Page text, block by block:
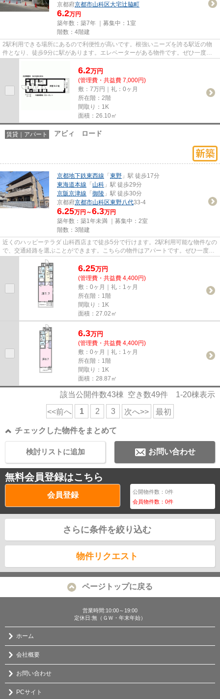
京都府京都市山科区大宅辻脇町
6.2万円
築年数：築7年 ｜募集中： 1室
階数：4階建
2駅利用できる場所にあるので利便性が高いです。根強いニーズを誇る駅近の物
件となり、徒歩9分に駅があります。エレベーターがある物件です。ぜひ一度見
6.2万円
(管理費・共益費 7,000円)
敷：7万円｜礼：0ヶ月
所在階：2階
間取り：1K
面積：26.10㎡
賃貸｜アパート アビィ ロード
京都地下鉄東西線 「 東野 」駅 徒歩17分
東海道本線 「 山科 」駅 徒歩29分
京阪京津線 「 御陵 」駅 徒歩30分
京都府京都市山科区東野八代33-4
6.25万円～6.3万円
築年数：築1年未満 ｜募集中： 2室
階数：3階建
近くのハッピーテラダ 山科西店まで徒歩5分で行けます。2駅利用可能な物件なの
で、交通経路を選ぶことができます。こちらの物件はアパートです。ぜひ一度見
ていただきたい、「アビィ ...
6.25万円
(管理費・共益費 4,400円)
敷：0ヶ月｜礼：1ヶ月
所在階：1階
間取り：1K
面積：27.02㎡
6.3万円
(管理費・共益費 4,400円)
敷：0ヶ月｜礼：1ヶ月
所在階：1階
間取り：1K
面積：28.87㎡
該当公開件数43棟 空き数49件 1-20棟表示
<<前へ 1 2 3 次へ>> 最初
チェックした物件をまとめて
お問い合わせ
検討リストに追加
無料会員登録はこちら
会員登録 公開物件数：0件
会員物件数：0件
さらに条件を絞り込む
物件リクエスト
ページトップに戻る
営業時間:10:00～19:00
定休日:無（ＧＷ・年末年始）
ホーム
会社概要
お問い合わせ
PCサイト